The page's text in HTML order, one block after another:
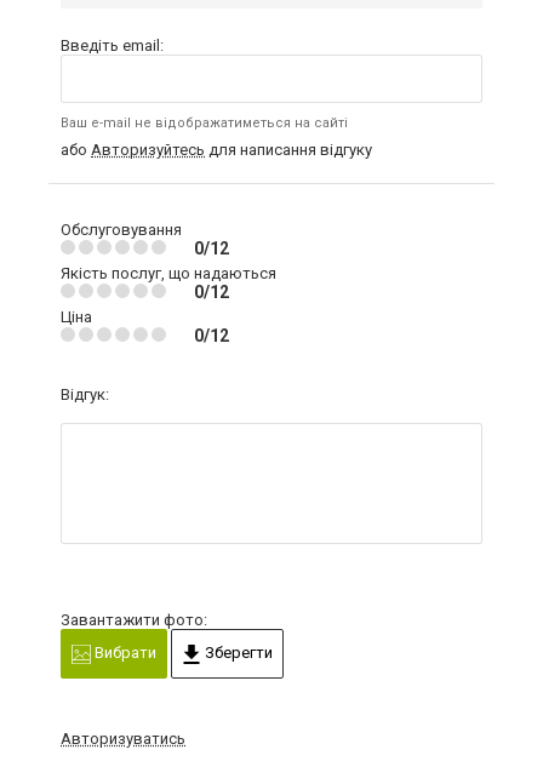
Введіть email:
Ваш e-mail не відображатиметься на сайті
або Авторизуйтесь для написання відгуку
Обслуговування
0/12
Якість послуг, що надаються
0/12
Ціна
0/12
Відгук:
Завантажити фото:
Вибрати
Зберегти
Авторизуватись